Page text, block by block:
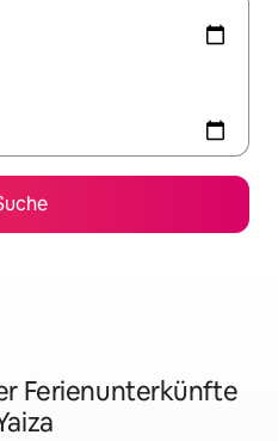
Ferienunterkünfte